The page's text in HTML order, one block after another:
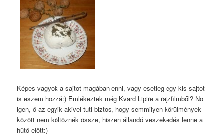
Képes vagyok a sajtot magában enni, vagy esetleg egy kis sajtot
is eszem hozzá:) Emlékeztek még Kvard Lipire a rajzfilmből? No
igen, ő az egyik akivel tuti biztos, hogy semmilyen körülmények
között nem költöznék össze, hiszen állandó veszekedés lenne a
hűtő előtt:)